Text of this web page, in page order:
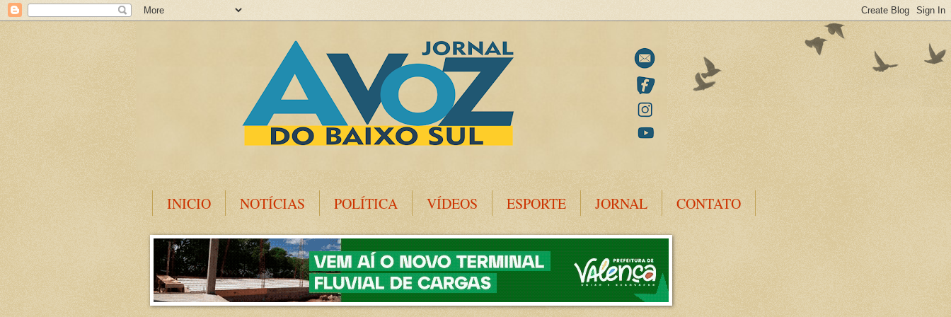
INICIO NOTÍCIAS POLÍTICA VÍDEOS ESPORTE JORNAL CONTATO